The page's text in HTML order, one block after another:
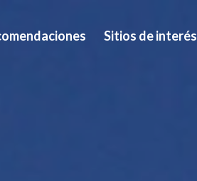
Sitios de interés